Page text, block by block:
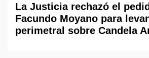
La Justicia rechazó el
Facundo Moyano para
perimetral sobre Candela